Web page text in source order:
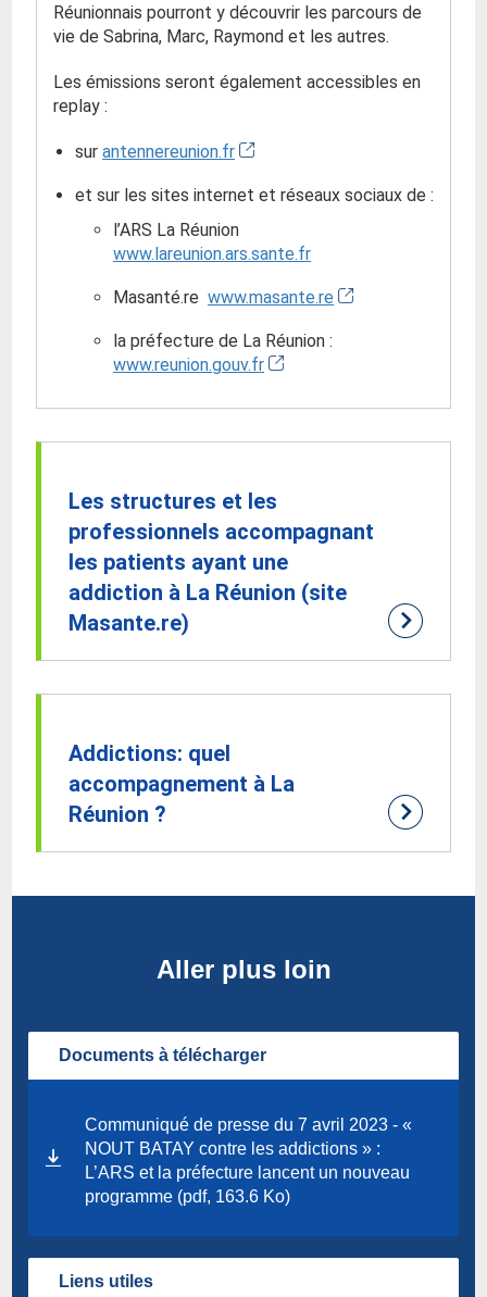
Réunionnais pourront y découvrir les parcours de
vie de Sabrina, Marc, Raymond et les autres.
Les émissions seront également accessibles en
replay :
sur antennereunion.fr
et sur les sites internet et réseaux sociaux de :
l’ARS La Réunion
www.lareunion.ars.sante.fr
Masanté.re www.masante.re
la préfecture de La Réunion :
www.reunion.gouv.fr
Les structures et les
professionnels accompagnant
les patients ayant une
addiction à La Réunion (site
Masante.re)
Addictions: quel
accompagnement à La
Réunion ?
Aller plus loin
Documents à télécharger
Communiqué de presse du 7 avril 2023 - «
NOUT BATAY contre les addictions » :
L’ARS et la préfecture lancent un nouveau
programme (pdf, 163.6 Ko)
Liens utiles